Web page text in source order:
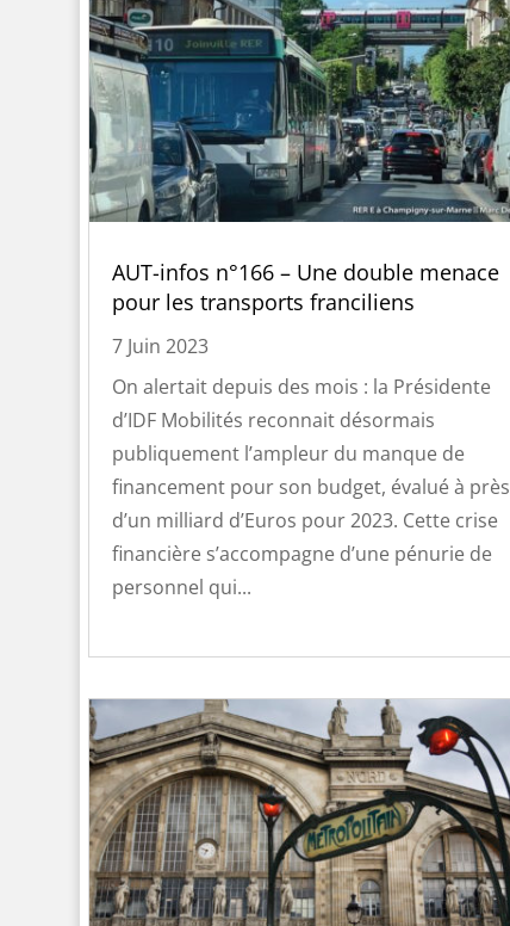
AUT-infos n°166 – Une double menace
pour les transports franciliens
7 Juin 2023
On alertait depuis des mois : la Présidente
d’IDF Mobilités reconnait désormais
publiquement l’ampleur du manque de
financement pour son budget, évalué à près
d’un milliard d’Euros pour 2023. Cette crise
financière s’accompagne d’une pénurie de
personnel qui...